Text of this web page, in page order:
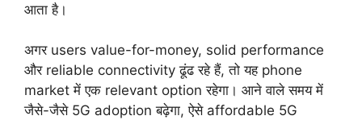
आता है।
अगर users value-for-money, solid performance
और reliable connectivity ढूंढ रहे हैं, तो यह phone
market में एक relevant option रहेगा। आने वाले समय में
जैसे-जैसे 5G adoption बढ़ेगा, ऐसे affordable 5G